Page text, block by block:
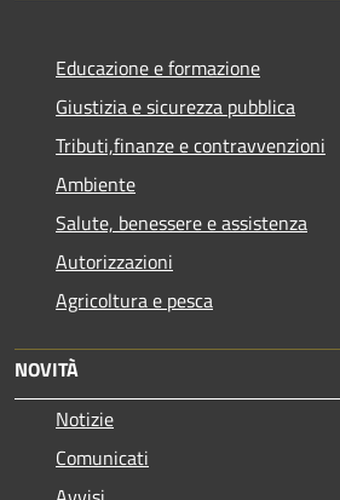
Educazione e formazione
Giustizia e sicurezza pubblica
Tributi,finanze e contravvenzioni
Ambiente
Salute, benessere e assistenza
Autorizzazioni
Agricoltura e pesca
NOVITÀ
Notizie
Comunicati